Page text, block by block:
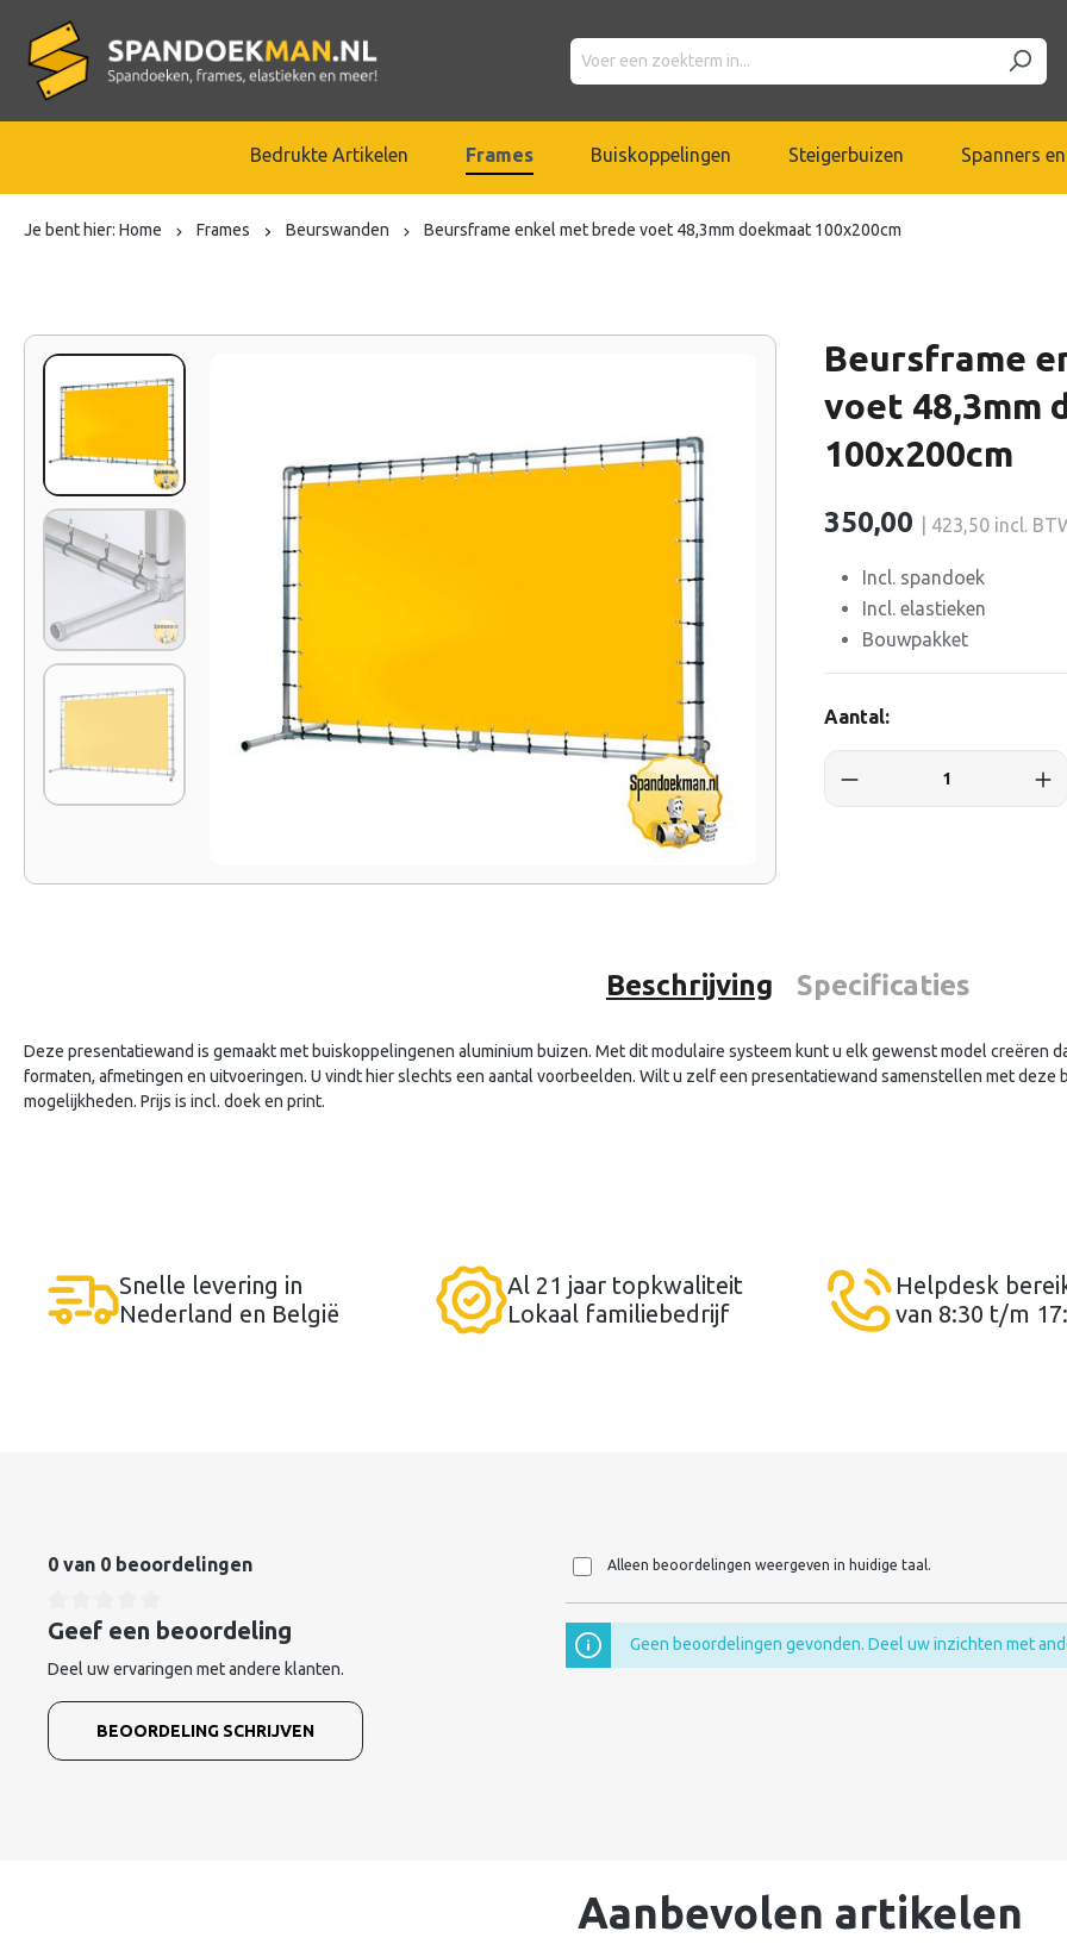
Bedrukte Artikelen Frames Buiskoppelingen Steigerbuizen Spanners
Je bent hier: Home Frames Beurswanden Beursframe enkel met brede voet 48,3mm doekmaat 100x200cm
Beursframe
voet 48,3mm
100x200cm
350,00 | 423,50 incl.
Incl. spandoek
Incl. elastieken
Bouwpakket
Aantal:
Beschrijving Specificaties
Deze presentatiewand is gemaakt met buiskoppelingenen aluminium buizen. Met dit modulaire systeem kunt u elk gewenst model creëren
formaten, afmetingen en uitvoeringen. U vindt hier slechts een aantal voorbeelden. Wilt u zelf een presentatiewand samenstellen met deze
mogelijkheden. Prijs is incl. doek en print.
Snelle levering in
Nederland en België
Al 21 jaar topkwaliteit
Lokaal familiebedrijf
Helpdesk
van 8:30 t/m
0 van 0 beoordelingen
Geef een beoordeling
Deel uw ervaringen met andere klanten.
BEOORDELING SCHRIJVEN
Alleen beoordelingen weergeven in huidige taal.
Geen beoordelingen gevonden. Deel uw inzichten met
Aanbevolen artikelen